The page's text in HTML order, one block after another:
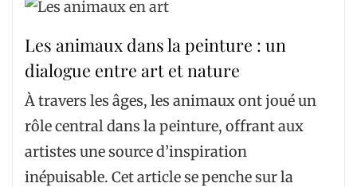
Les animaux dans la peinture : un
dialogue entre art et nature
À travers les âges, les animaux ont joué un
rôle central dans la peinture, offrant aux
artistes une source d’inspiration
inépuisable. Cet article se penche sur la